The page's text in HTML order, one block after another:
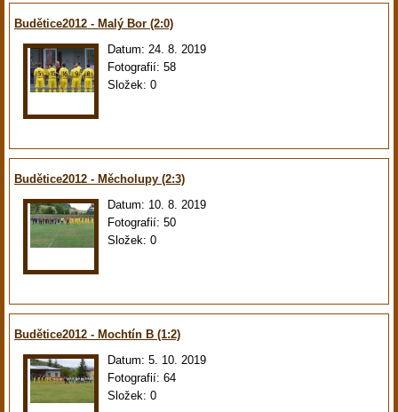
Budětice2012 - Malý Bor (2:0)
Datum: 24. 8. 2019
Fotografií: 58
Složek: 0
Budětice2012 - Měcholupy (2:3)
Datum: 10. 8. 2019
Fotografií: 50
Složek: 0
Budětice2012 - Mochtín B (1:2)
Datum: 5. 10. 2019
Fotografií: 64
Složek: 0